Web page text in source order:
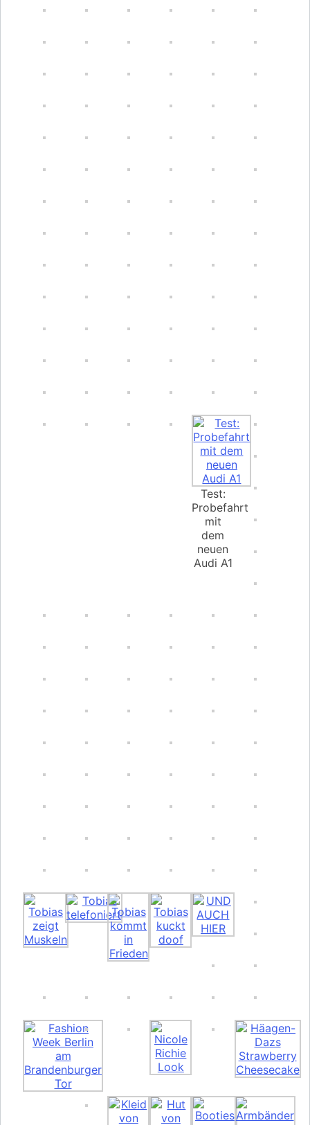
Test:
Probefahrt
mit
dem
neuen
Audi A1